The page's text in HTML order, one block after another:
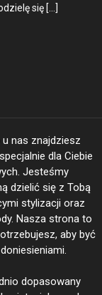
się […]
nas znajdziesz
dla Ciebie
Jesteśmy
dzielić się z Tobą
stylizacji oraz
Nasza strona to
aby być
dopasowany